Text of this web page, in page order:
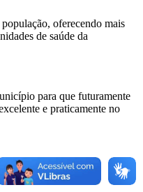
oferecendo mais
de saúde da
para que futuramente
e praticamente no
São Paulo.